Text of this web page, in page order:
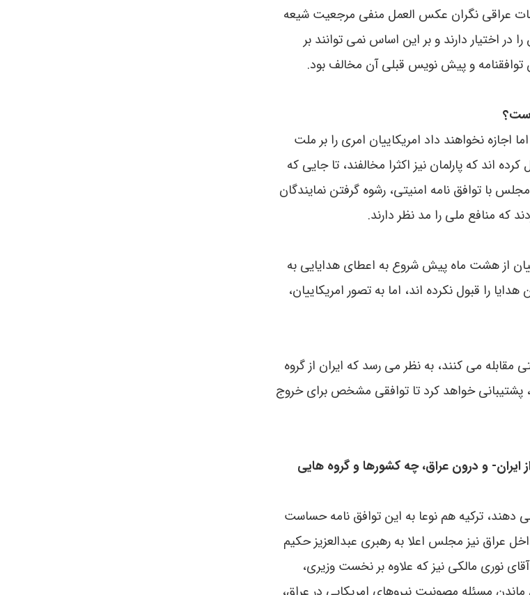
عراقی نگران عکس العمل منفی مرجعیت شیعه
اختیار دارند و بر این اساس نمی توانند بر
و پیش نویس قبلی آن مخالف بود.
اجازه نخواهند داد امریکاییان امری را بر ملت
اند که پارلمان نیز اکثرا مخالفند، تا جایی که
با توافق نامه امنیتی، رشوه گرفتن نمایندگان
که منافع ملی را مد نظر دارند.
از هشت ماه پیش شروع به اعطای هدایایی به
را قبول نکرده اند، اما به تصور امریکاییان،
مقابله می کنند، به نظر می رسد که ایران از گروه
پشتیبانی خواهد کرد تا توافقی مشخص برای خروج
ایران- و درون عراق، چه کشورها و گروه هایی
دهند، ترکیه هم نوعا به این توافق نامه حساست
عراق نیز مجلس اعلا به رهبری عبدالعزیز حکیم
نوری مالکی نیز که علاوه بر نخست وزیری،